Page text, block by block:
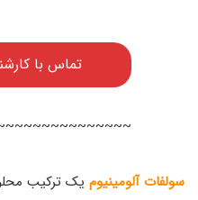
تماس با
سولفات آلومینیوم یک ترکیب